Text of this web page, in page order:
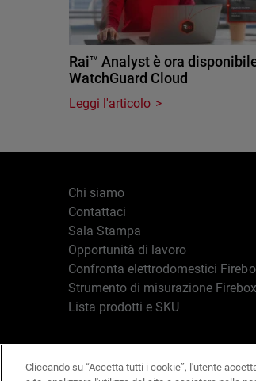
Rai™ Analyst è ora
WatchGuard Cloud
Leggi l'articolo
Chi siamo
Contattaci
Sala Stampa
Opportunità di lavoro
Confronta elettrodomestici
Strumento di misurazione Firebox
Lista prodotti e SKU
Italiano
Cliccando su “Accetta tutti i cookie”, l'utente